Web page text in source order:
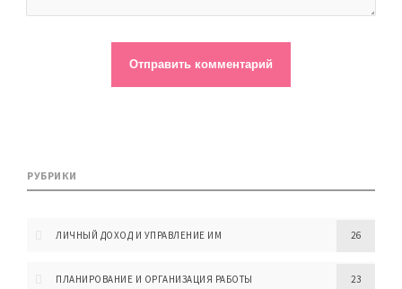
РУБРИКИ
ЛИЧНЫЙ ДОХОД И УПРАВЛЕНИЕ ИМ 26
ПЛАНИРОВАНИЕ И ОРГАНИЗАЦИЯ РАБОТЫ 23